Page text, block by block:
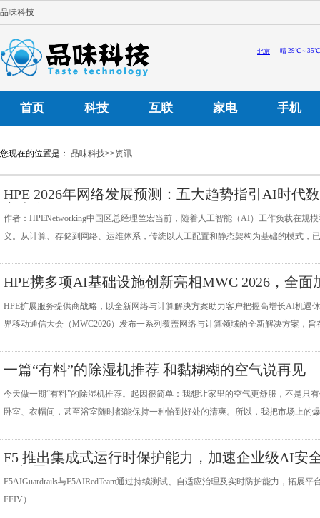
品味科技
首页 科技 互联 家电 手机
您现在的位置是： 品味科技>>资讯
HPE 2026年网络发展预测：五大趋势指引AI时代
作者：HPENetworking中国区总经理竺宏当前，随着人工智能（AI）工作负载在规
义。从计算、存储到网络、运维体系，传统以人工配置和静态架构为基础的模式，
HPE携多项AI基础设施创新亮相MWC 2026，全面
HPE扩展服务提供商战略，以全新网络与计算解决方案助力客户把握高增长AI机遇
界移动通信大会（MWC2026）发布一系列覆盖网络与计算领域的全新解决方案，旨
一篇“有料”的除湿机推荐 和黏糊糊的空气说再见
今天做一期“有料”的除湿机推荐。起因很简单：我想让家里的空气更舒服，不是只
卧室、衣帽间，甚至浴室随时都能保持一种恰到好处的清爽。所以，我把市场上
F5 推出集成式运行时保护能力，加速企业级AI安
F5AIGuardrails与F5AIRedTeam通过持续测试、自适应治理及实时防护能力，拓展
FFIV）...